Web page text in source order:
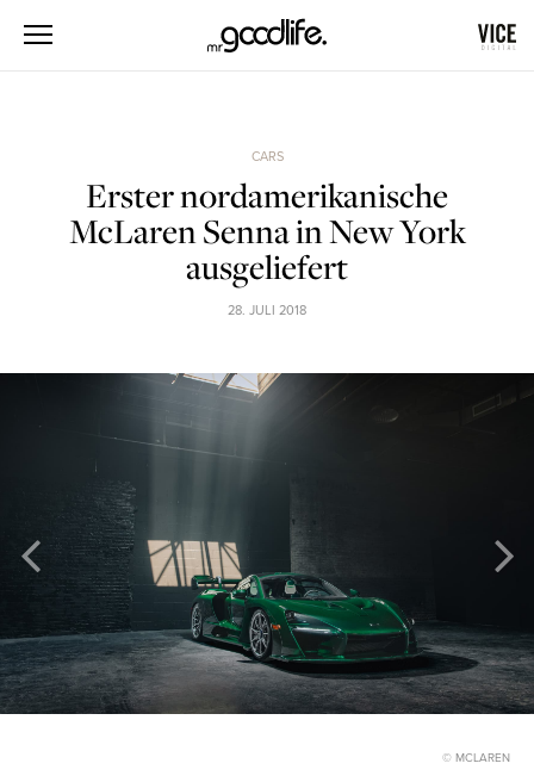
CARS
Erster nordamerikanische
McLaren Senna in New York
ausgeliefert
28. JULI 2018
© MCLAREN